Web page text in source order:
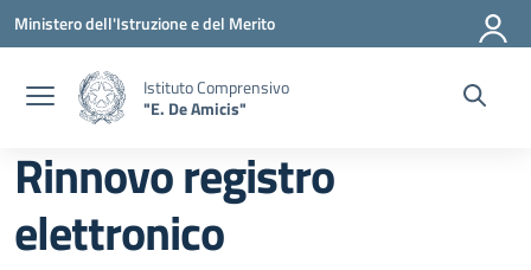
Vai ai contenuti
Vai al menu di navigazione
Vai al footer
Ministero dell'Istruzione e del Merito
Istituto Comprensivo
"E. De Amicis"
Rinnovo registro
elettronico